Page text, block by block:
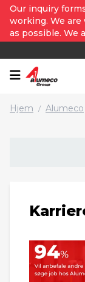
Our inquiry
working. We
as possible. We
Hjem / Alumeco